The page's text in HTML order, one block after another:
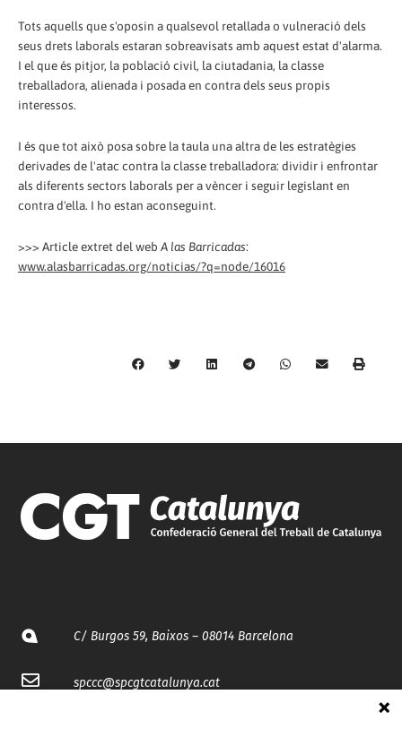
Tots aquells que s'oposin a qualsevol retallada o vulneració dels
seus drets laborals estaran sobreavisats amb aquest estat d'alarma.
I el que és pitjor, la població civil, la ciutadania, la classe
treballadora, alienada i posada en contra dels seus propis
interessos.
I és que tot això posa sobre la taula una altra de les estratègies
derivades de l'atac contra la classe treballadora: dividir i enfrontar
als diferents sectors laborals per a vèncer i seguir legislant en
contra d'ella. I ho estan aconseguint.
>>> Article extret del web A las Barricadas:
www.alasbarricadas.org/noticias/?q=node/16016
C/ Burgos 59, Baixos – 08014 Barcelona
spccc@spcgtcatalunya.cat